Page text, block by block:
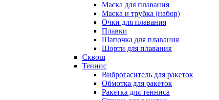
Маска для плавания
Маска и трубка (набор)
Очки для плавания
Плавки
Шапочка для плавания
Шорти для плавания
Сквош
Теннис
Виброгаситель для ракеток
Обмотка для ракеток
Ракетка для тенниса